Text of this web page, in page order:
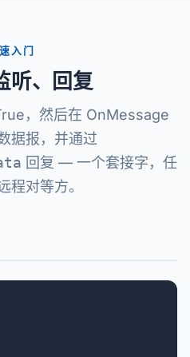
入门
听、回复
，然后在 OnMessage
据报，并通过
回复 — 一个套接字，任
程对等方。